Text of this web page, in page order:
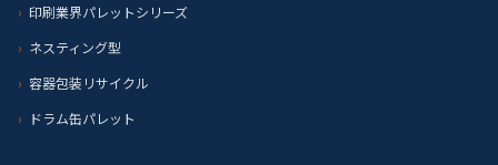
印刷業界パレットシリーズ
ネスティング型
容器包装リサイクル
ドラム缶パレット